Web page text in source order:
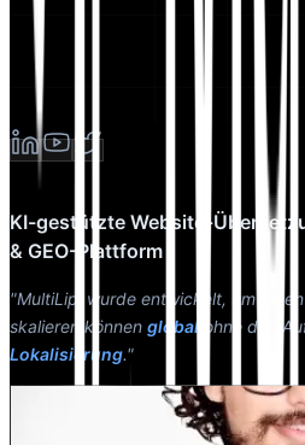
KI-gestützte Website-
& GEO-Plattform
"MultiLipi wurde entwickelt, um
skalieren können global ohne den
Lokalisierung."